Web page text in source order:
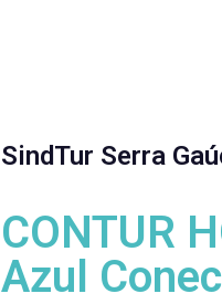
SindTur Serra
CONTUR
Azul